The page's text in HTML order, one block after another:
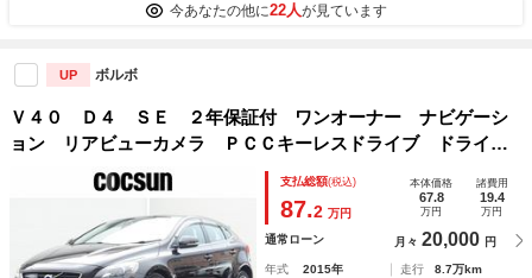
今あなたの他に22人が見ています
UP ボルボ
Ｖ４０ Ｄ４ ＳＥ ２年保証付 ワンオーナー ナビゲーシ
ョン リアビューカメラ ＰＣＣキーレスドライブ ドライブ
レコーダー パワーシート アイドリングストップ アダプテ
ィブクルーズコントロール ＢＬＩＳ 禁煙車
支払総額(税込)
87.2 万円
本体価格
67.8
万円
諸費用
19.4
万円
通常ローン 月々 20,000 円
年式 2015年 走行
8.7万km